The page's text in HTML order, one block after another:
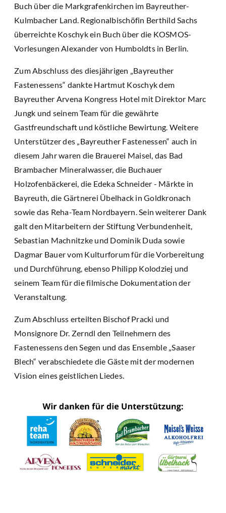
Buch über die Markgrafenkirchen im Bayreuther-
Kulmbacher Land. Regionalbischöfin Berthild Sachs
überreichte Koschyk ein Buch über die KOSMOS-
Vorlesungen Alexander von Humboldts in Berlin.
Zum Abschluss des diesjährigen „Bayreuther
Fastenessens“ dankte Hartmut Koschyk dem
Bayreuther Arvena Kongress Hotel mit Direktor Marc
Jungk und seinem Team für die gewährte
Gastfreundschaft und köstliche Bewirtung. Weitere
Unterstützer des „Bayreuther Fastenessen“ auch in
diesem Jahr waren die Brauerei Maisel, das Bad
Brambacher Mineralwasser, die Buchauer
Holzofenbäckerei, die Edeka Schneider - Märkte in
Bayreuth, die Gärtnerei Übelhack in Goldkronach
sowie das Reha-Team Nordbayern. Sein weiterer Dank
galt den Mitarbeitern der Stiftung Verbundenheit,
Sebastian Machnitzke und Dominik Duda sowie
Dagmar Bauer vom Kulturforum für die Vorbereitung
und Durchführung, ebenso Philipp Kolodziej und
seinem Team für die filmische Dokumentation der
Veranstaltung.
Zum Abschluss erteilten Bischof Pracki und
Monsignore Dr. Zerndl den Teilnehmern des
Fastenessens den Segen und das Ensemble „Saaser
Blech“ verabschiedete die Gäste mit der modernen
Vision eines geistlichen Liedes.